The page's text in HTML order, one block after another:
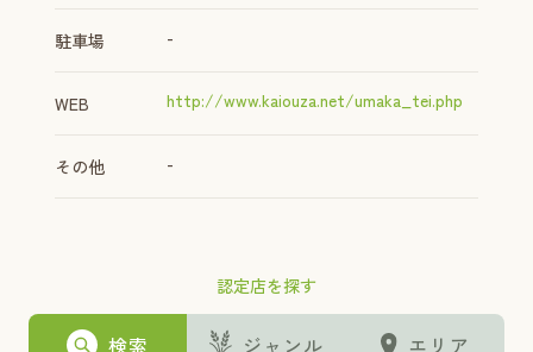
認定店を探す
検索 ジャンル エリア
駐車場 -
WEB http://www.kaiouza.net/umaka_tei.php
その他 -